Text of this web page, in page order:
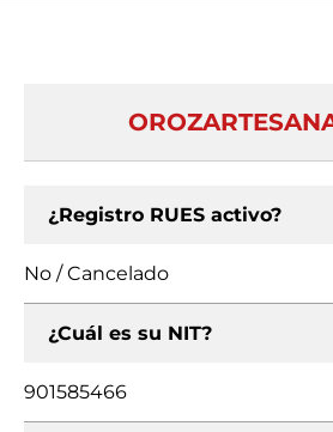
¿Registro RUES activo?
No / Cancelado
¿Cuál es su NIT?
901585466